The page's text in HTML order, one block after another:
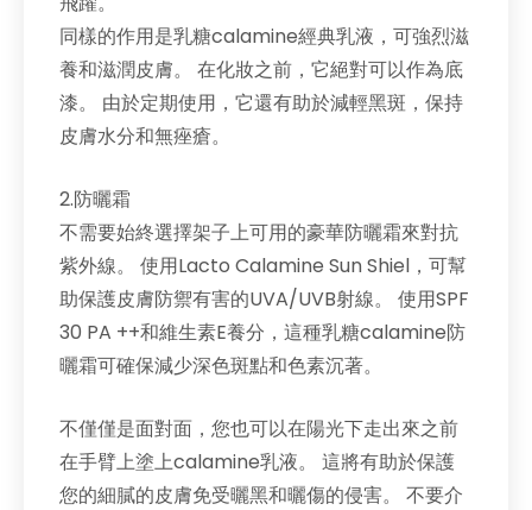
同樣的作用是乳糖calamine經典乳液，可強烈滋
養和滋潤皮膚。 在化妝之前，它絕對可以作為底
漆。 由於定期使用，它還有助於減輕黑斑，保持
皮膚水分和無痤瘡。
2.防曬霜
不需要始終選擇架子上可用的豪華防曬霜來對抗
紫外線。 使用Lacto Calamine Sun Shiel，可幫
助保護皮膚防禦有害的UVA/UVB射線。 使用SPF
30 PA ++和維生素E養分，這種乳糖calamine防
曬霜可確保減少深色斑點和色素沉著。
不僅僅是面對面，您也可以在陽光下走出來之前
在手臂上塗上calamine乳液。 這將有助於保護
您的細膩的皮膚免受曬黑和曬傷的侵害。 不要介